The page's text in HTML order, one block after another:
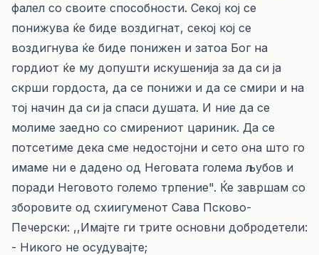
фалел со своите способности. Секој кој се
понижува ќе биде воздигнат, секој кој се
воздигнува ќе биде понижен и затоа Бог на
гордиот ќе му допушти искушенија за да си ја
скрши гордоста, да се понижи и да се смири и на
тој начин да си ја спаси душата. И ние да се
молиме заедно со смирениот цариник. Да се
потсетиме дека сме недостојни и сето она што го
имаме ни е дадено од Неговата голема љубов и
поради Неговото големо трпение". Ќе завршам со
зборовите од схиигуменот Сава Псково-
Печерски: ,,Имајте ги трите основни добродетели:
- Никого не осудувајте;